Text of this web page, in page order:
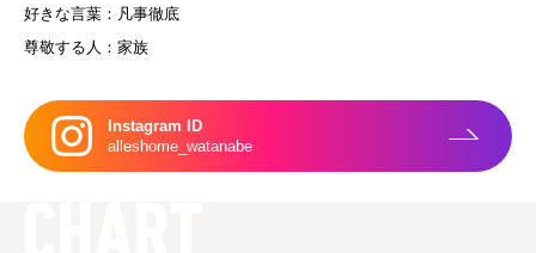
好きな言葉：凡事徹底
尊敬する人：家族
Instagram ID
alleshome_watanabe